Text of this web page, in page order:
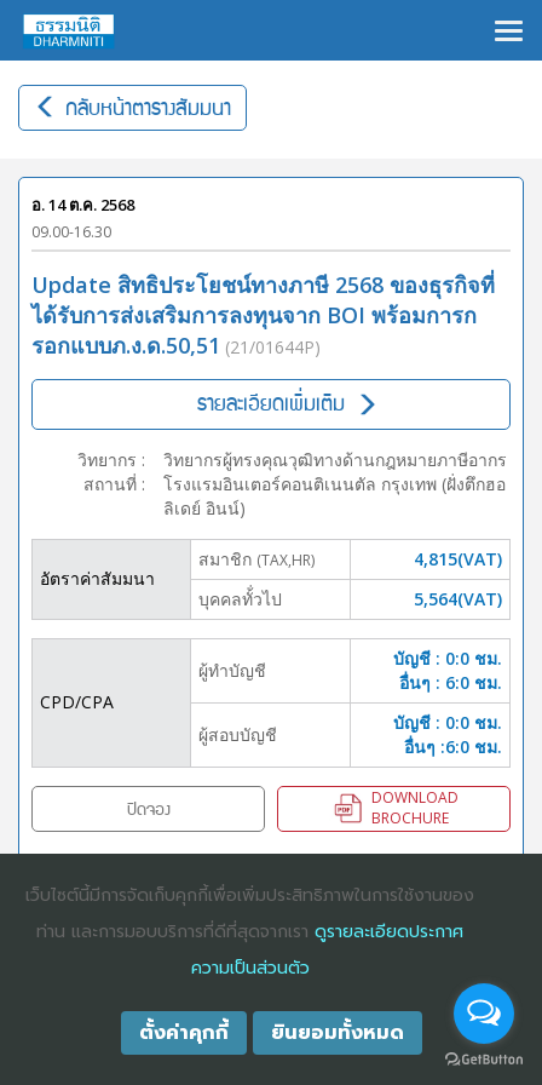
กลับหน้าตารางสัมมนา
อ. 14 ต.ค. 2568
09.00-16.30
Update สิทธิประโยชน์ทางภาษี 2568 ของธุรกิจที่
ได้รับการส่งเสริมการลงทุนจาก BOI พร้อมการก
รอกแบบภ.ง.ด.50,51 (21/01644P)
รายละเอียดเพิ่มเติม
วิทยากร :
วิทยากรผู้ทรงคุณวุฒิทางด้านกฎหมายภาษีอากร
สถานที่ :
โรงแรมอินเตอร์คอนติเนนตัล กรุงเทพ (ฝั่งตึกฮอ
ลิเดย์ อินน์)
อัตราค่าสัมมนา
สมาชิก (TAX,HR)
4,815(VAT)
บุคคลทั้่วไป
5,564(VAT)
CPD/CPA
ผู้ทำบัญชี
บัญชี : 0:0 ชม.
อื่นๆ : 6:0 ชม.
ผู้สอบบัญชี
บัญชี : 0:0 ชม.
อื่นๆ :6:0 ชม.
ปิดจอง
DOWNLOAD
BROCHURE
COPYRIGHT ©2025 DHARMNITI SEMINAR AND TRAINING CO., LTD
RIGHTS RESERVED. E-COMMERCIAL REGISTRATION 0105529026680
เว็บไซต์นี้มีการจัดเก็บคุกกี้เพื่อเพิ่มประสิทธิภาพในการใช้งานของ
ท่าน และการมอบบริการที่ดีที่สุดจากเรา ดูรายละเอียดประกาศ
ความเป็นส่วนตัว
ตั้งค่าคุกกี้ ยินยอมทั้งหมด
×